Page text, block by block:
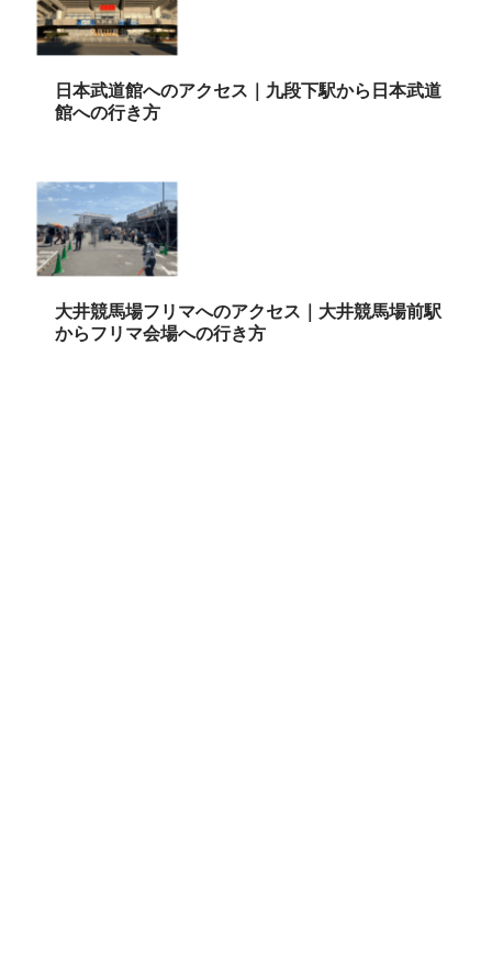
日本武道館へのアクセス｜九段下駅から日本武道
館への行き方
大井競馬場フリマへのアクセス｜大井競馬場前駅
からフリマ会場への行き方